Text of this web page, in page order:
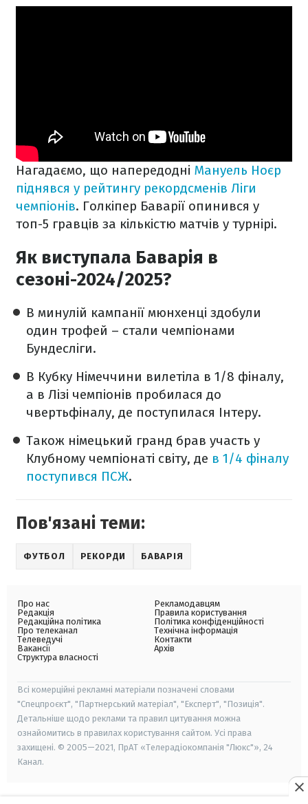
Нагадаємо, що напередодні Мануель Ноєр
піднявся у рейтингу рекордсменів Ліги
чемпіонів. Голкіпер Баварії опинився у
топ-5 гравців за кількістю матчів у турнірі.
Як виступала Баварія в
сезоні-2024/2025?
В минулій кампанії мюнхенці здобули
один трофей – стали чемпіонами
Бундесліги.
В Кубку Німеччини вилетіла в 1/8 фіналу,
а в Лізі чемпіонів пробилася до
чвертьфіналу, де поступилася Інтеру.
Також німецький гранд брав участь у
Клубному чемпіонаті світу, де в 1/4 фіналу
поступився ПСЖ.
Пов'язані теми:
ФУТБОЛ РЕКОРДИ БАВАРІЯ
Про нас
Редакція
Редакційна політика
Про телеканал
Телеведучі
Вакансії
Структура власності
Рекламодавцям
Правила користування
Політика конфіденційності
Технічна інформація
Контакти
Архів
Всі комерційні рекламні матеріали позначені словами
"Спецпроєкт", "Партнерський матеріал", "Експерт", "Позиція".
Детальніше щодо реклами та правил цитування можна
ознайомитись в правилах користування сайтом. Усі права
захищені. © 2005—2021, ПрАТ «Телерадіокомпанія "Люкс"», 24
Канал.